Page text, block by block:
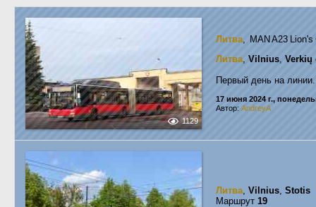
1129
Литва, MAN A23
Литва, Vilnius, Verkių
Первый день на линии.
17 июня 2024 г.,
Автор: AndreyA
Литва, Vilnius, Stotis
Маршрут 19